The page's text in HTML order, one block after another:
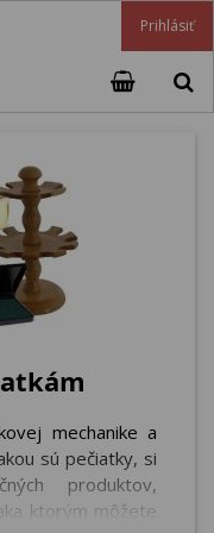
Prihlásiť
mechanike a
sú pečiatky, si
produktov,
ktorým môžete